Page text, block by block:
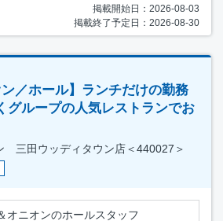
掲載開始日：2026-08-03
掲載終了予定日：2026-08-30
ン／ホール】ランチだけの勤務
ループの人気レストランでお
三田ウッディタウン店＜440027＞
オニオンのホールスタッフ